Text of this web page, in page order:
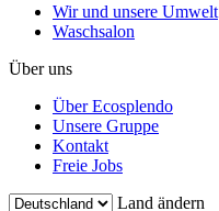
Wir und unsere Umwelt
Waschsalon
Über uns
Über Ecosplendo
Unsere Gruppe
Kontakt
Freie Jobs
Land ändern